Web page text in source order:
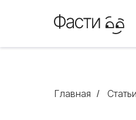
Главная / Статьи